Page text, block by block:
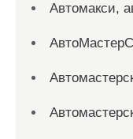
Автомакси,